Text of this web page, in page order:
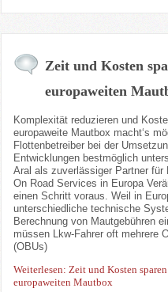
Zeit und Kosten
europaweiten
Komplexität reduzieren und
europaweite Mautbox macht‘s
Flottenbetreiber bei der
Entwicklungen bestmöglich
Aral als zuverlässiger Partner für
On Road Services in Europa
einen Schritt voraus. Weil in
unterschiedliche technische
Berechnung von Mautgebühren
müssen Lkw-Fahrer oft mehrere
(OBUs)
Weiterlesen: Zeit und Kosten
europaweiten Mautbox